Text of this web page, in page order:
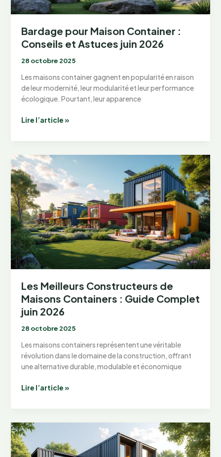
Bardage pour Maison Container :
Conseils et Astuces juin 2026
28 octobre 2025
Les maisons container gagnent en popularité en raison
de leur modernité, leur modularité et leur performance
écologique. Pourtant, leur apparence
Bardage
:
Conseils
et
Astuces
juin
2026
Lire l’article »
Les Meilleurs Constructeurs de
Maisons Containers : Guide Complet
juin 2026
28 octobre 2025
Les maisons containers représentent une véritable
révolution dans le domaine de la construction, offrant
une alternative durable, modulable et économique
Les
Maisons
Containers
:
Lire l’article »